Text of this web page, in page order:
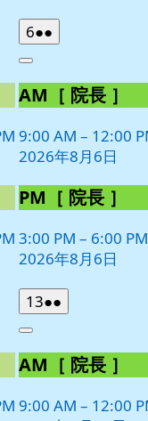
62026
年
月
6
日
●●
件
イ
ン
ト)
Close
AM［ 院長 ］
9:00 AM – 12:00
2026年8月6日
PM［ 院長 ］
3:00 PM – 6:00 PM
2026年8月6日
132026
年
月
13
日
●●
件
イ
ン
Close
AM［ 院長 ］
9:00 AM – 12:00